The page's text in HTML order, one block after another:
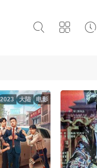
电影
大陆
2023